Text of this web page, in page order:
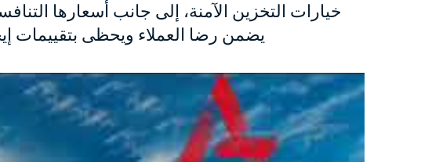
خيارات التخزين الآمنة، إلى جانب أسعارها
يضمن رضا العملاء ويحظى بتقييمات